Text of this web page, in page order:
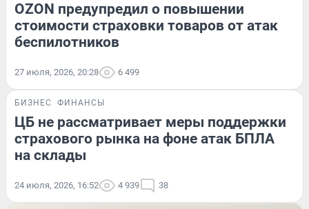
OZON предупредил о повышении
стоимости страховки товаров от атак
беспилотников
27 июля, 2026, 20:28 6 499
БИЗНЕС ФИНАНСЫ
ЦБ не рассматривает меры поддержки
страхового рынка на фоне атак БПЛА
на склады
24 июля, 2026, 16:52 4 939 38